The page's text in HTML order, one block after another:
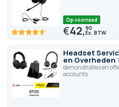
92 100
Op voorraad
€42,90
Headset
en Overheden
demonstraties en
accounts